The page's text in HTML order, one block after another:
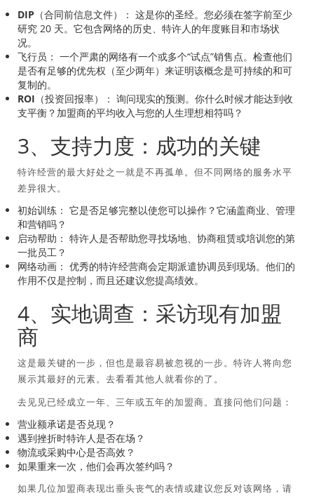
DIP（合同前信息文件）： 这是你的圣经。您必须在签字前至少
研究 20 天。它包含网络的历史、特许人的年度账目和市场状
况。
飞行员： 一个严肃的网络有一个或多个“试点”销售点。检查他们
是否有足够的优先权（至少两年）来证明该概念是可持续的和可
复制的。
ROI（投资回报率）： 询问现实的预测。你什么时候才能达到收
支平衡？加盟商的平均收入与您的人生理想相符吗？
3、支持力度：成功的关键
特许经营的最大好处之一就是不再孤单。但不同网络的服务水平
差异很大。
初始训练： 它是否足够完整以使您可以操作？它涵盖商业、管理
和营销吗？
启动帮助： 特许人是否帮助您寻找场地、协商租赁或培训您的第
一批员工？
网络动画： 优秀的特许经营商会定期派遣协调员到现场。他们的
作用不仅是控制，而且还建议您提高绩效。
4、实地调查：采访现有加盟
商
这是最关键的一步，但也是最容易被忽视的一步。特许人将向您
展示其最好的元素。去看看其他人就看你的了。
去见见已经成立一年、三年或五年的加盟商。直接问他们问题：
营业额承诺是否兑现？
遇到挫折时特许人是否在场？
物流或采购中心是否高效？
如果重来一次，他们会再次签约吗？
如果几位加盟商表现出垂头丧气的表情或建议您反对该网络，请